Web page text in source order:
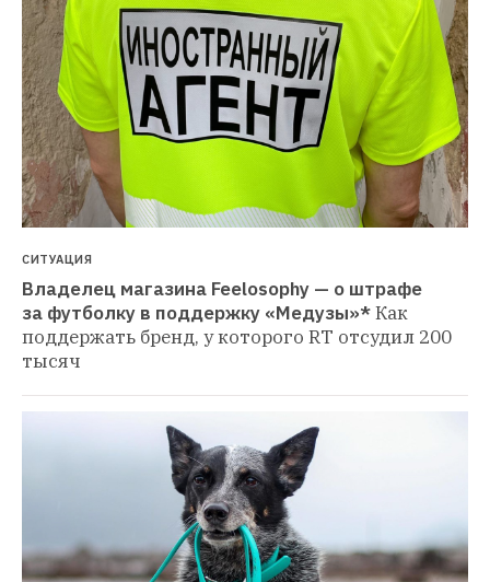
СИТУАЦИЯ
Владелец магазина Feelosophy — о штрафе
за футболку в поддержку «Медузы»*Как
поддержать бренд, у которого RT отсудил 200
тысяч